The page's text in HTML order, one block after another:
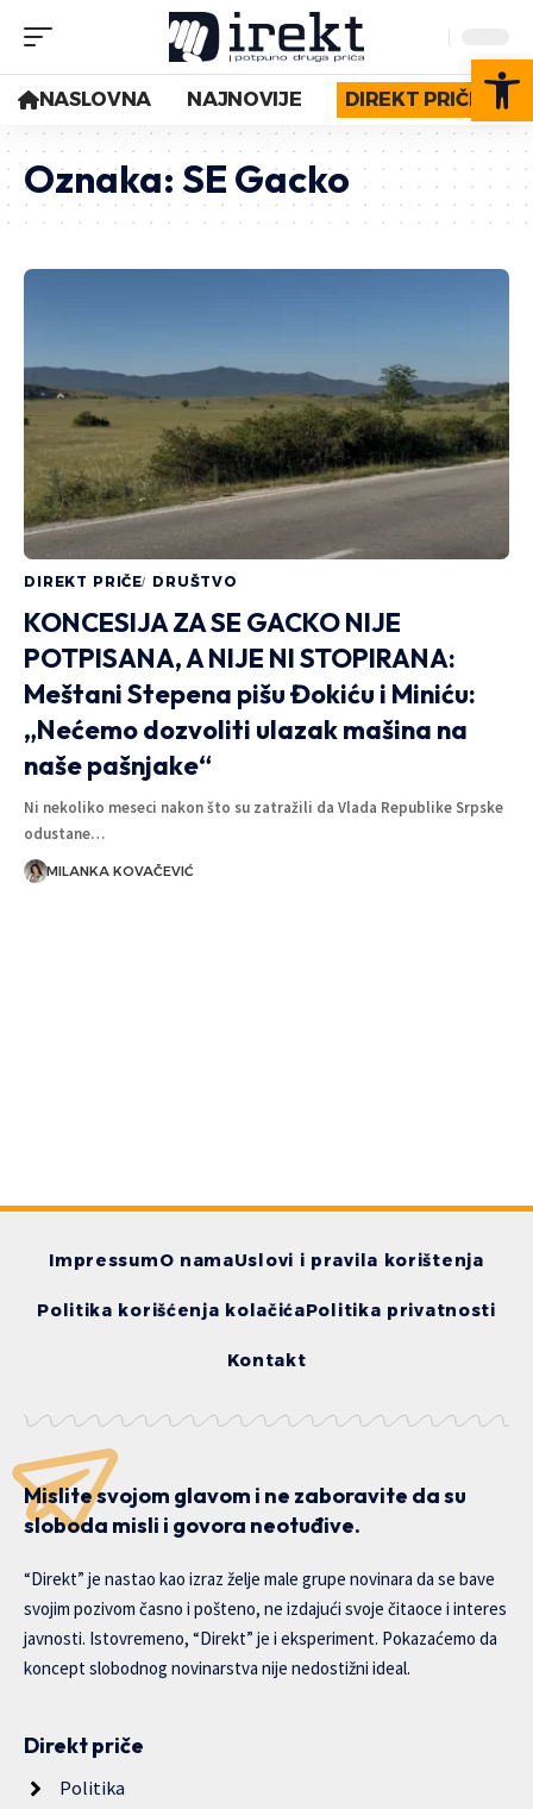
NASLOVNA NAJNOVIJE DIREKT PRIČE
Oznaka: SE Gacko
DIREKT PRIČE DRUŠTVO
KONCESIJA ZA SE GACKO NIJE
POTPISANA, A NIJE NI STOPIRANA:
Meštani Stepena pišu Đokiću i Miniću:
„Nećemo dozvoliti ulazak mašina na
naše pašnjake“
Ni nekoliko meseci nakon što su zatražili da Vlada Republike Srpske
odustane…
MILANKA KOVAČEVIĆ
ImpressumO namaUslovi i pravila korištenja
Politika korišćenja kolačićaPolitika privatnosti
Kontakt
Mislite svojom glavom i ne zaboravite da su
sloboda misli i govora neotuđive.
“Direkt” je nastao kao izraz želje male grupe novinara da se bave
svojim pozivom časno i pošteno, ne izdajući svoje čitaoce i interes
javnosti. Istovremeno, “Direkt” je i eksperiment. Pokazaćemo da
koncept slobodnog novinarstva nije nedostižni ideal.
Direkt priče
Politika